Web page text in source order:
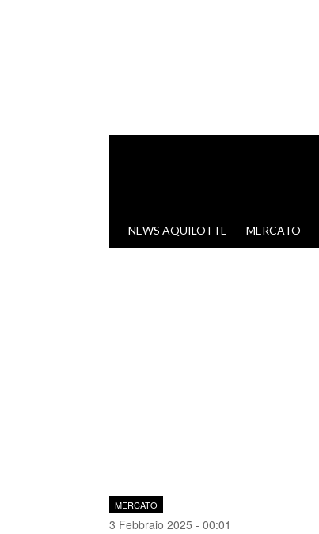
VAI AL CONTENUTO
NEWS AQUILOTTE MERCATO
MERCATO
3 Febbraio 2025 - 00:01